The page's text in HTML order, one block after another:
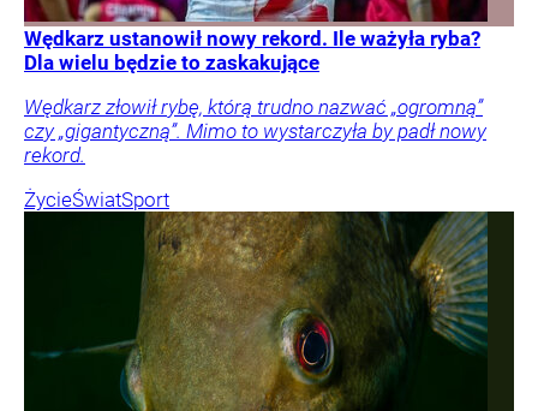
Wędkarz ustanowił nowy rekord. Ile ważyła ryba?
Dla wielu będzie to zaskakujące
Wędkarz złowił rybę, którą trudno nazwać „ogromną”
czy „gigantyczną”. Mimo to wystarczyła by padł nowy
rekord.
ŻycieŚwiatSport